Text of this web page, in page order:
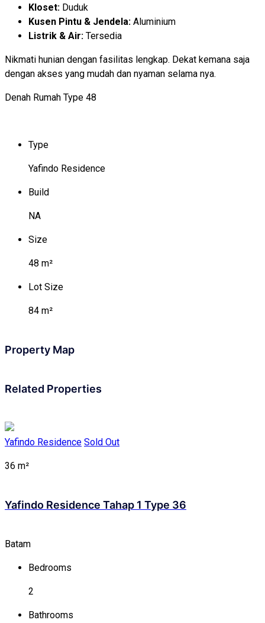
Kloset: Duduk
Kusen Pintu & Jendela: Aluminium
Listrik & Air: Tersedia
Nikmati hunian dengan fasilitas lengkap. Dekat kemana saja
dengan akses yang mudah dan nyaman selama nya.
Denah Rumah Type 48
Type
Yafindo Residence
Build
NA
Size
48 m²
Lot Size
84 m²
Property Map
Related Properties
Yafindo Residence Sold Out
36 m²
Yafindo Residence Tahap 1 Type 36
Batam
Bedrooms
2
Bathrooms